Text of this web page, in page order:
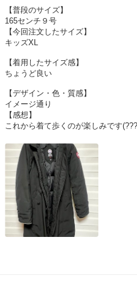
【普段のサイズ】
165センチ９号
【今回注文したサイズ】
キッズXL
【着用したサイズ感】
ちょうど良い
【デザイン・色・質感】
イメージ通り
【感想】
これから着て歩くのが楽しみです